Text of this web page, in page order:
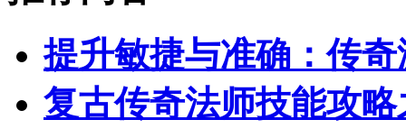
提升敏捷与准确：传
复古传奇法师技能攻